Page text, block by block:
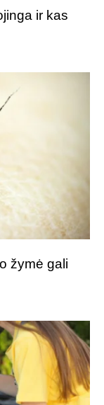
ir kas
žymė gali